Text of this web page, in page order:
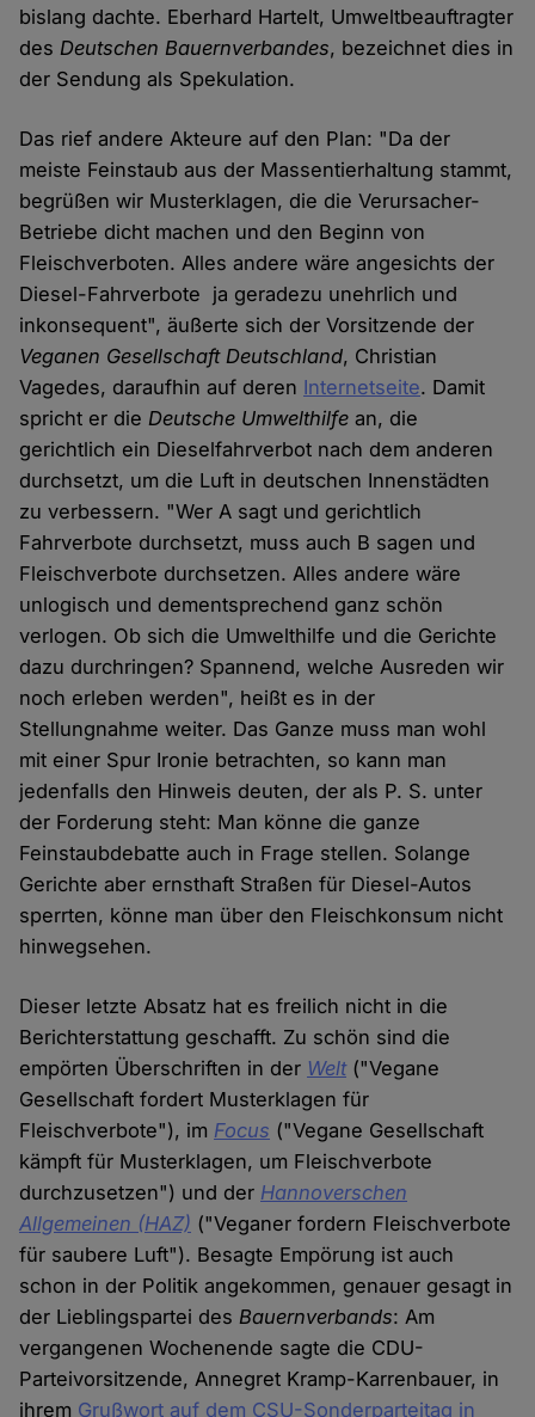
bislang dachte. Eberhard Hartelt, Umweltbeauftragter
desDeutschen Bauernverbandes, bezeichnet dies in
der Sendung als Spekulation.
Das rief andere Akteure auf den Plan: "Da der
meiste Feinstaub aus der Massentierhaltung stammt,
begrüßen wir Musterklagen, die die Verursacher-
Betriebe dicht machen und den Beginn von
Fleischverboten. Alles andere wäre angesichts der
Diesel-Fahrverbote ja geradezu unehrlich und
inkonsequent", äußerte sich der Vorsitzende der
Veganen Gesellschaft Deutschland, Christian
Vagedes, daraufhin auf deren Internetseite. Damit
spricht er dieDeutsche Umwelthilfe an, die
gerichtlich ein Dieselfahrverbot nach dem anderen
durchsetzt, um die Luft in deutschen Innenstädten
zu verbessern. "Wer A sagt und gerichtlich
Fahrverbote durchsetzt, muss auch B sagen und
Fleischverbote durchsetzen. Alles andere wäre
unlogisch und dementsprechend ganz schön
verlogen. Ob sich die Umwelthilfe und die Gerichte
dazu durchringen? Spannend, welche Ausreden wir
noch erleben werden", heißt es in der
Stellungnahme weiter. Das Ganze muss man wohl
mit einer Spur Ironie betrachten, so kann man
jedenfalls den Hinweis deuten, der als P. S. unter
der Forderung steht: Man könne die ganze
Feinstaubdebatte auch in Frage stellen. Solange
Gerichte aber ernsthaft Straßen für Diesel-Autos
sperrten, könne man über den Fleischkonsum nicht
hinwegsehen.
Dieser letzte Absatz hat es freilich nicht in die
Berichterstattung geschafft. Zu schön sind die
empörten Überschriften in der Welt("Vegane
Gesellschaft fordert Musterklagen für
Fleischverbote"), im Focus ("Vegane Gesellschaft
kämpft für Musterklagen, um Fleischverbote
durchzusetzen") und der Hannoverschen
Allgemeinen (HAZ) ("Veganer fordern Fleischverbote
für saubere Luft"). Besagte Empörung ist auch
schon in der Politik angekommen, genauer gesagt in
der Lieblingspartei desBauernverbands: Am
vergangenen Wochenende sagte die CDU-
Parteivorsitzende, Annegret Kramp-Karrenbauer, in
ihrem Grußwort auf dem CSU-Sonderparteitag in